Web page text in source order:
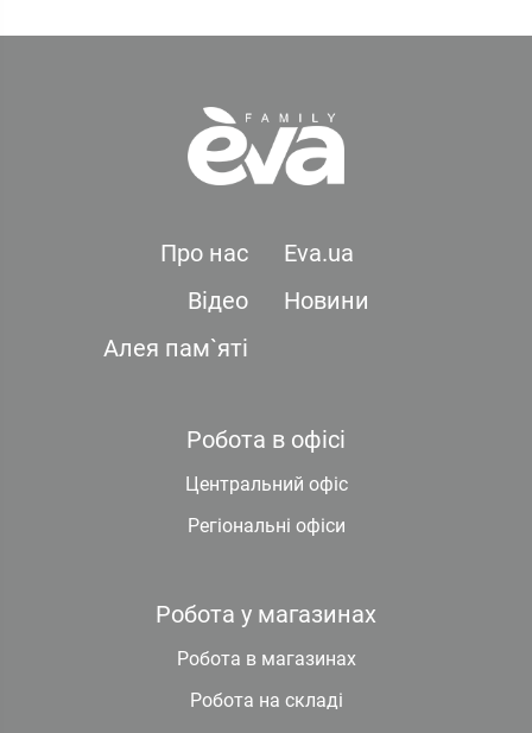
Про нас
Eva.ua
Відео
Новини
Алея пам`яті
Робота в офісі
Центральний офіс
Регіональні офіси
Робота у магазинах
Робота в магазинах
Робота на складі